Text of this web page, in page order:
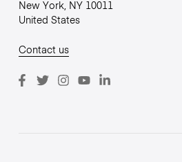
New York, NY 10011
United States
Contact us